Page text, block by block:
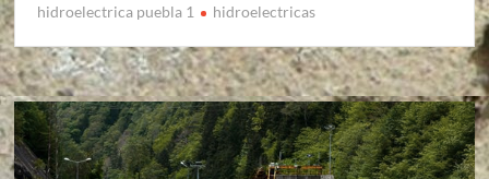
hidroelectrica puebla 1 hidroelectricas